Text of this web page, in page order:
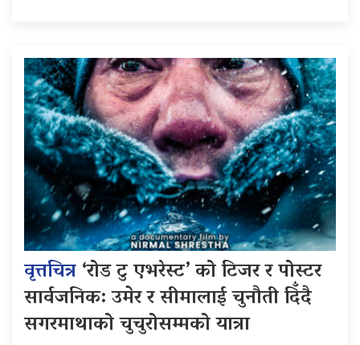
वृत्तचित्र‘रोड टु एभरेस्ट’ को टिजर र पोस्टर
सार्वजनिक: उमेर र सीमालाई चुनौती दिँदै
सगरमाथाको चुचुरोसम्मको यात्रा